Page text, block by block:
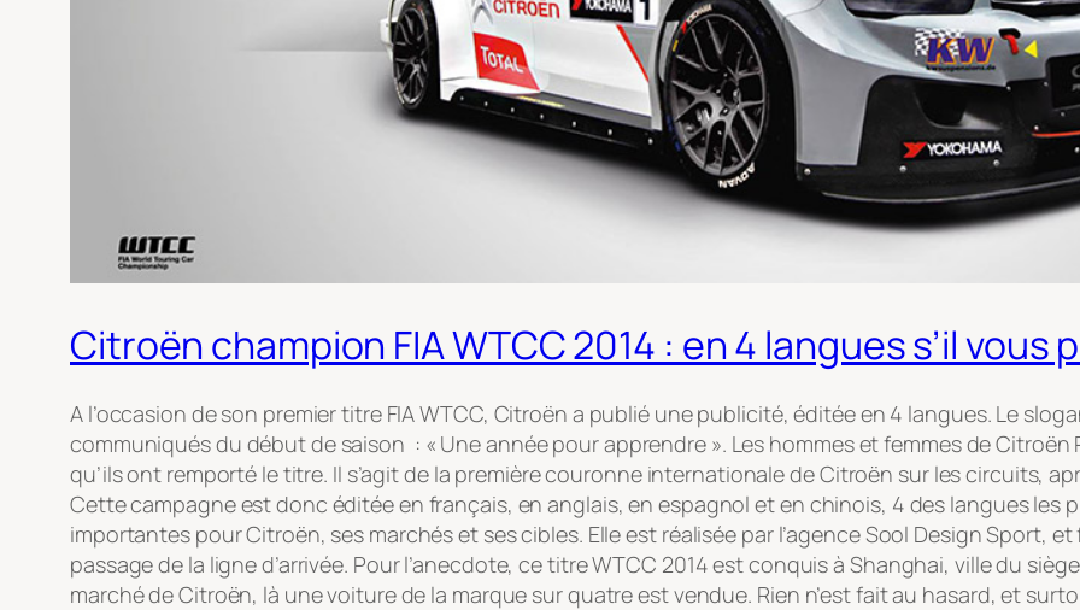
Citroën champion FIA WTCC 2014 : en 4 langues s’il vous
A l’occasion de son premier titre FIA WTCC, Citroën a publié une publicité, éditée en 4 langues. Le
communiqués du début de saison : « Une année pour apprendre ». Les hommes et femmes de
qu’ils ont remporté le titre. Il s’agit de la première couronne internationale de Citroën sur les circuits,
Cette campagne est donc éditée en français, en anglais, en espagnol et en chinois, 4 des langues les
importantes pour Citroën, ses marchés et ses cibles. Elle estréalisée par l’agence Sool Design Sport,
passage de la ligne d’arrivée. Pour l’anecdote, ce titre WTCC 2014 est conquis à Shanghai, ville du
marché de Citroën, là une voiture de la marque sur quatre est vendue. Rien n’est fait au hasard, et